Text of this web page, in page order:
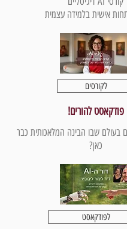
אישית בלמידה עצמית
לקורסים
פודקאסט להורים!
בעולם שבו הבינה המלאכותית כבר
כאן?
לפודקאסט